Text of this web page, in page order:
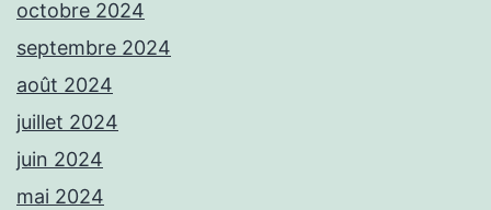
octobre 2024
septembre 2024
août 2024
juillet 2024
juin 2024
mai 2024